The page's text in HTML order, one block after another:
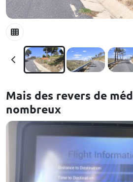
Mais des revers de
nombreux